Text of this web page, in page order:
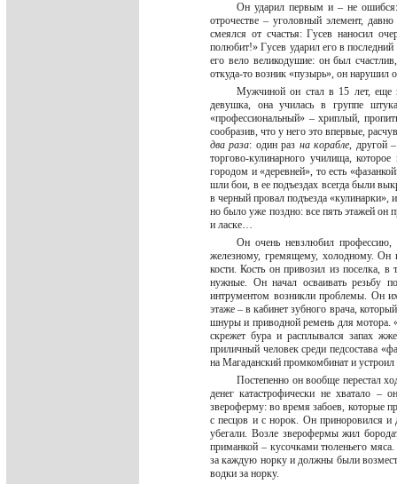
Он ударил первым и – не ошибся:
отрочестве – уголовный элемент,
смеялся от счастья: Гусев наносил
полюбит!» Гусев ударил его в
его вело великодушие: он был
откуда-то возник «пузырь», он нарушил
Мужчиной он стал в 15 лет, еще
девушка, она училась в группе
«профессиональный» – хриплый,
сообразив, что у него это впервые,
два раза: один раз на корабле, другой
торгово-кулинарного училища,
городом и «деревней», то есть
шли бои, в ее подъездах всегда были
в черный провал подъезда «кулинарки»,
но было уже поздно: все пять этажей он
и ласке…
Он очень невзлюбил
железному, гремящему, холодному. Он
кости. Кость он привозил из поселка,
нужные. Он начал осваивать резьбу
интрументом возникли проблемы. Он
этаже – в кабинет зубного врача,
шнуры и приводной ремень для мотора.
скрежет бура и расплывался запах
приличный человек среди педсостава
на Магаданский промкомбинат и устроил
Постепенно он вообще перестал
денег катастрофически не хватало
звероферму: во время забоев, которые
с песцов и с норок. Он приноровился и
убегали. Возле зверофермы жил
приманкой – кусочками тюленьего
за каждую норку и должны были
водки за норку.